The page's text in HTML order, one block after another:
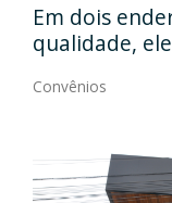
Em dois
qualidade,
Convênios